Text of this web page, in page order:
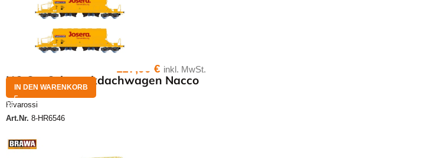
HO Set Schwenkdachwagen Nacco
Rivarossi
Art.Nr. 8-HR6546
117,00€ inkl. MwSt.
IN DEN WARENKORB